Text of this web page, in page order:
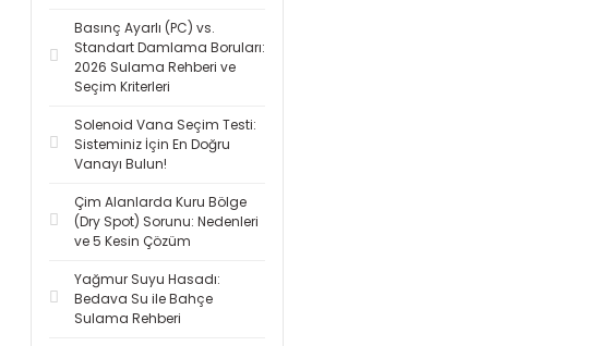
Basınç Ayarlı (PC) vs.
Standart Damlama Boruları:
2026 Sulama Rehberi ve
Seçim Kriterleri
Solenoid Vana Seçim Testi:
Sisteminiz İçin En Doğru
Vanayı Bulun!
Çim Alanlarda Kuru Bölge
(Dry Spot) Sorunu: Nedenleri
ve 5 Kesin Çözüm
Yağmur Suyu Hasadı:
Bedava Su ile Bahçe
Sulama Rehberi